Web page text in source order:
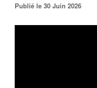
Publié le 30 Juin 2026